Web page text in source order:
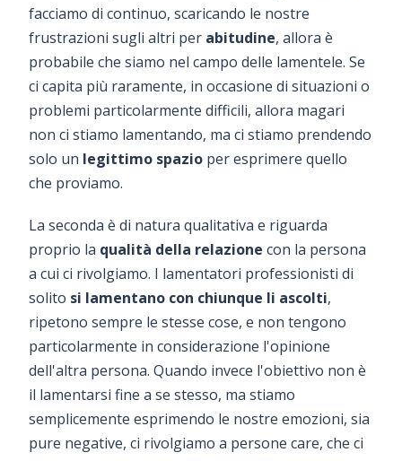
facciamo di continuo, scaricando le nostre
frustrazioni sugli altri per abitudine, allora è
probabile che siamo nel campo delle lamentele. Se
ci capita più raramente, in occasione di situazioni o
problemi particolarmente difficili, allora magari
non ci stiamo lamentando, ma ci stiamo prendendo
solo un legittimo spazio per esprimere quello
che proviamo.
La seconda è di natura qualitativa e riguarda
proprio la qualità della relazione con la persona
a cui ci rivolgiamo. I lamentatori professionisti di
solito si lamentano con chiunque li ascolti,
ripetono sempre le stesse cose, e non tengono
particolarmente in considerazione l'opinione
dell'altra persona. Quando invece l'obiettivo non è
il lamentarsi fine a se stesso, ma stiamo
semplicemente esprimendo le nostre emozioni, sia
pure negative, ci rivolgiamo a persone care, che ci